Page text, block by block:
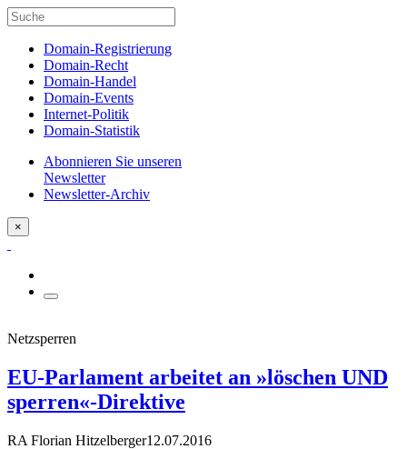
Domain-Registrierung
Domain-Recht
Domain-Handel
Domain-Events
Internet-Politik
Domain-Statistik
Abonnieren Sie unseren
Newsletter
Newsletter-Archiv
×
Netzsperren
EU-Parlament arbeitet an »löschen UND
sperren«-Direktive
RA Florian Hitzelberger12.07.2016